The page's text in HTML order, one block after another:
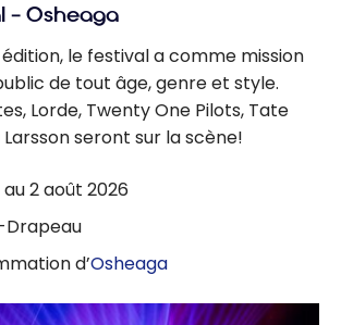
– Osheaga
le festival a comme mission
de tout âge, genre et style.
Lorde, Twenty One Pilots, Tate
seront sur la scène!
au 2 août 2026
Drapeau
d’Osheaga